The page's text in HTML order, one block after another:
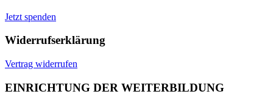
Jetzt spenden
Widerrufserklärung
Vertrag widerrufen
EINRICHTUNG DER WEITERBILDUNG